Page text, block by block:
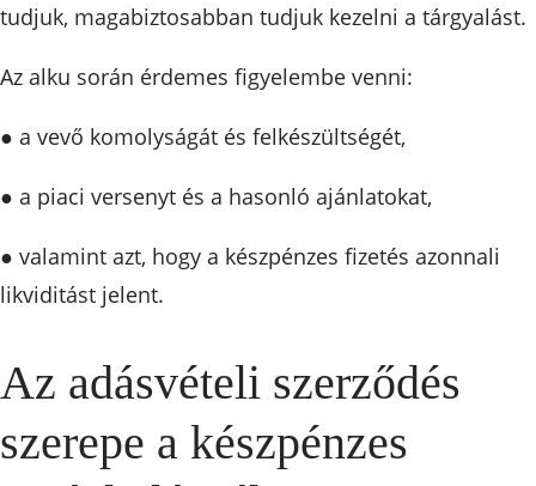
tudjuk, magabiztosabban tudjuk kezelni a tárgyalást.
Az alku során érdemes figyelembe venni:
● a vevő komolyságát és felkészültségét,
● a piaci versenyt és a hasonló ajánlatokat,
● valamint azt, hogy a készpénzes fizetés azonnali
likviditást jelent.
Az adásvételi szerződés
szerepe a készpénzes